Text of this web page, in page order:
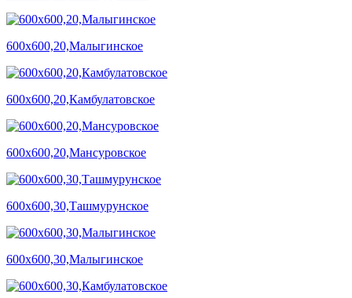
600х600,20,Малыгинское
600х600,20,Камбулатовское
600х600,20,Мансуровское
600х600,30,Ташмурунское
600х600,30,Малыгинское